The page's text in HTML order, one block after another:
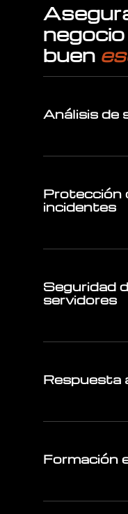
buen
Análisis de
Protección
incidentes
Seguridad
servidores
Respuesta
Formación